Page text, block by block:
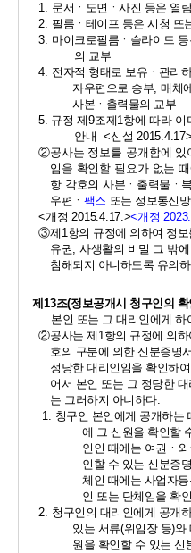
1. 문서ㆍ도면ㆍ사진 등은 열
2. 필름ㆍ테이프 등은 시청 또
3. 마이크로필름ㆍ슬라이드
의 교부
4. 전자적 형태로 보유ㆍ관리
자우편으로 송부, 매체
사본ㆍ출력물의 교부
5. 규정 제9조제1항에 따라 이
안내 <신설 2015.4.17>
②공사는 정보를 공개함에
임을 확인할 필요가 없는
항 각호의 사본ㆍ출력물ㆍ
우편ㆍ 팩스 또는 정보통신망
<개정 2015.4.17.><개정
③제 1항의 규정에 의하여 정
유권, 사생활의 비밀 그 밖
침해되지 아니하도록 유의
제 13조(정보공개시 청구인의 확
본인 또는 그 대리인에게 하
②공사는 제 1항의 규정에 의
호의 구분에 의한 신분증명
정당한 대리인임을 확인하
어서 본인 또는 그 정당한
는 그러하지 아니하다.
1. 청구인 본인에게 공개하는
에 그 신원을 확인할
인인 때에는 여권ㆍ
인할 수 있는 신분증
체인 때에는 사업자
인 또는 단체임을 확
2. 청구인의 대리인에게 공개
있는 서류(위임장 등)와
원을 확인할 수 있는 신